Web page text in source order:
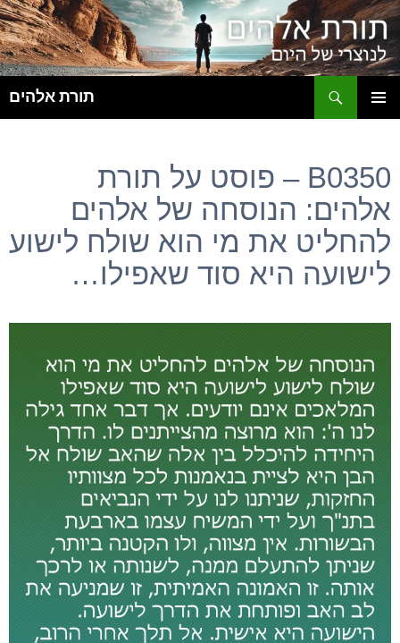
תורת אלהים
B0350 – פוסט על תורת
אלהים: הנוסחה של אלהים
להחליט את מי הוא שולח לישוע
לישועה היא סוד שאפילו…